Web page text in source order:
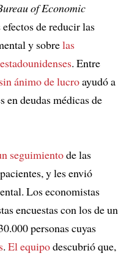
of Economic
de reducir las
y sobrelas
. Entre
sin ánimo de lucroayudó a
deudas médicas de
seguimientode las
y les envió
Los economistas
encuestas con los de un
personas cuyas
. El equipodescubrió que,